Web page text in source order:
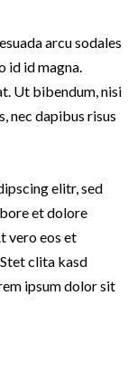
arcu sodales
id id magna.
Ut bibendum, nisi
nec dapibus risus
elitr, sed
et dolore
vero eos et
clita kasd
ipsum dolor sit